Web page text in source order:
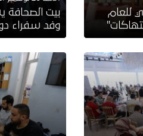
للعام
بيت الصحافة
وفد سفراء